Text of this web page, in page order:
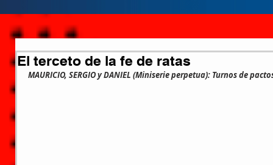
El terceto de la fe de ratas
MAURICIO, SERGIO y DANIEL (Miniserie perpetua): Turnos de